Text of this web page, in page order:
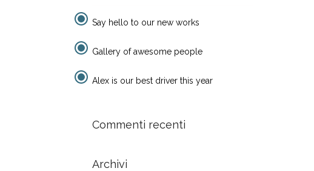
Say hello to our new works
Gallery of awesome people
Alex is our best driver this year
Commenti recenti
Archivi